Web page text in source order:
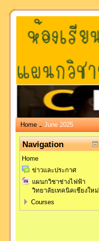
Home → June 2025
Navigation
Home
ข่าวและประกาศ
แผนกวิชาช่างไฟฟ้า
วิทยาลัยเทคนิคเชียงใหม่
Courses